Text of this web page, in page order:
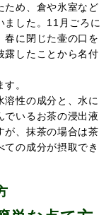
ため、倉や氷室など
ました。11月ごろに
春に閉じた壷の口を
露したことから名付
。
溶性の成分と、水に
でいるお茶の浸出液
が、抹茶の場合は茶
の成分が摂取でき